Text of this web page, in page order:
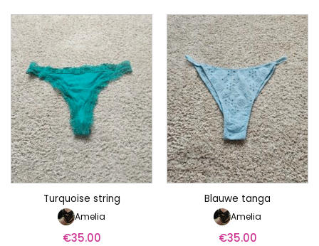
Turquoise string
Amelia
€35.00
Blauwe tanga
Amelia
€35.00